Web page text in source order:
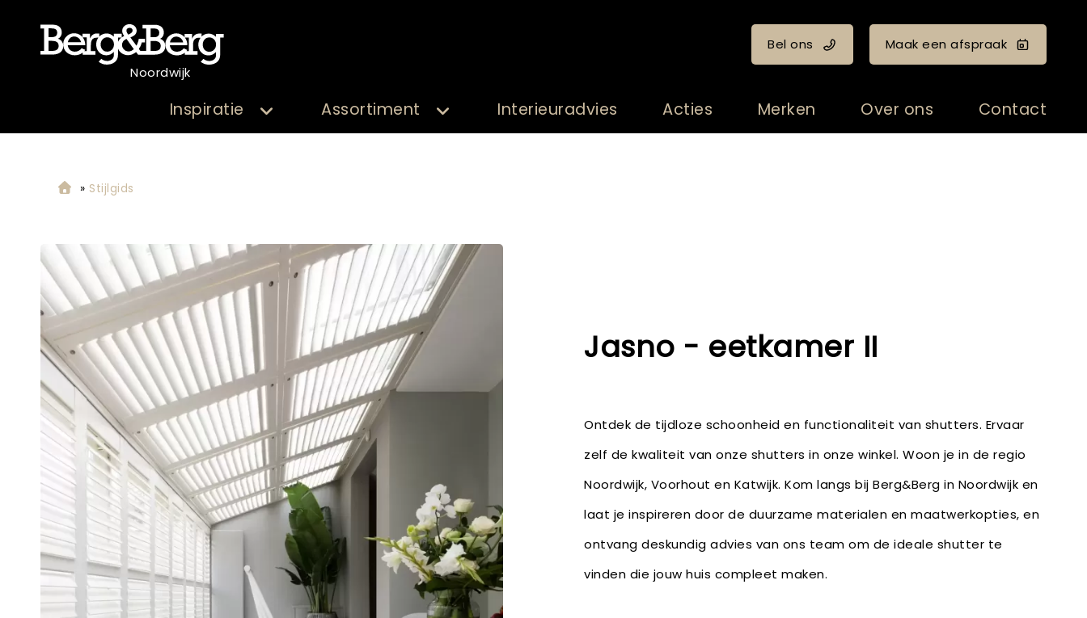
Noordwijk
Bel ons Maak een afspraak
Inspiratie Assortiment Interieuradvies Acties Merken Over ons Contact
» Stijlgids
Jasno - eetkamer II
Ontdek de tijdloze schoonheid en functionaliteit van shutters. Ervaar
zelf de kwaliteit van onze shutters in onze winkel. Woon je in de regio
Noordwijk, Voorhout en Katwijk. Kom langs bij Berg&Berg in Noordwijk en
laat je inspireren door de duurzame materialen en maatwerkopties, en
ontvang deskundig advies van ons team om de ideale shutter te
vinden die jouw huis compleet maken.